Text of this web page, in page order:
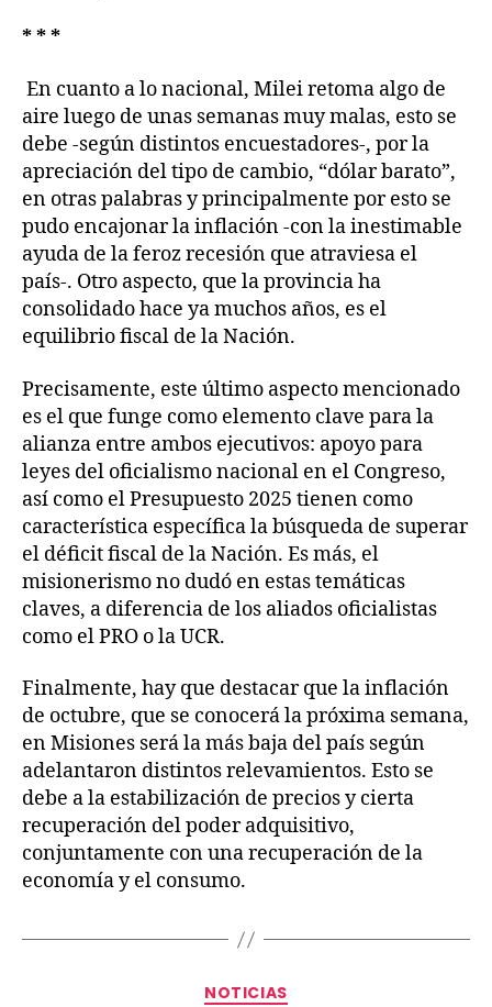
* * *
En cuanto a lo nacional, Milei retoma algo de
aire luego de unas semanas muy malas, esto se
debe -según distintos encuestadores-, por la
apreciación del tipo de cambio, “dólar barato”,
en otras palabras y principalmente por esto se
pudo encajonar la inflación -con la inestimable
ayuda de la feroz recesión que atraviesa el
país-. Otro aspecto, que la provincia ha
consolidado hace ya muchos años, es el
equilibrio fiscal de la Nación.
Precisamente, este último aspecto mencionado
es el que funge como elemento clave para la
alianza entre ambos ejecutivos: apoyo para
leyes del oficialismo nacional en el Congreso,
así como el Presupuesto 2025 tienen como
característica específica la búsqueda de superar
el déficit fiscal de la Nación. Es más, el
misionerismo no dudó en estas temáticas
claves, a diferencia de los aliados oficialistas
como el PRO o la UCR.
Finalmente, hay que destacar que la inflación
de octubre, que se conocerá la próxima semana,
en Misiones será la más baja del país según
adelantaron distintos relevamientos. Esto se
debe a la estabilización de precios y cierta
recuperación del poder adquisitivo,
conjuntamente con una recuperación de la
economía y el consumo.
NOTICIAS